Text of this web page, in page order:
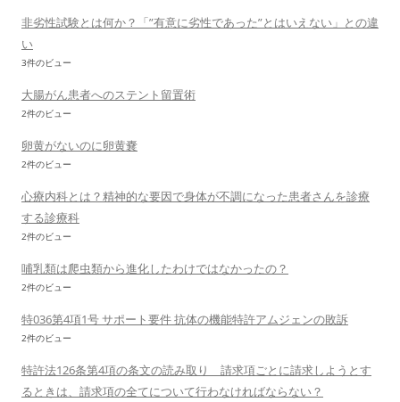
非劣性試験とは何か？「”有意に劣性であった”とはいえない」との違
い
3件のビュー
大腸がん患者へのステント留置術
2件のビュー
卵黄がないのに卵黄嚢
2件のビュー
心療内科とは？精神的な要因で身体が不調になった患者さんを診療
する診療科
2件のビュー
哺乳類は爬虫類から進化したわけではなかったの？
2件のビュー
特036第4項1号 サポート要件 抗体の機能特許アムジェンの敗訴
2件のビュー
特許法126条第4項の条文の読み取り 請求項ごとに請求しようとす
るときは、請求項の全てについて行わなければならない？